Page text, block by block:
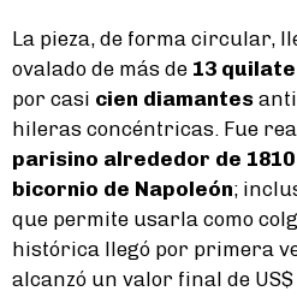
La pieza, de forma circular,
ovalado de más de 13
por casi cien diamantes
hileras concéntricas. Fue
parisino alrededor de 1810
bicornio de Napoleón;
que permite usarla como
histórica llegó por primera
alcanzó un valor final de US$